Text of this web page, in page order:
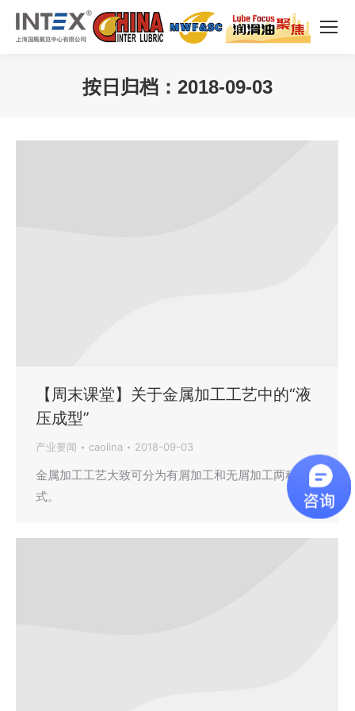
按日归档： 2018-09-03
【周末课堂】关于金属加工工艺中的“液
压成型”
产业要闻 caolina 2018-09-03
金属加工工艺大致可分为有屑加工和无屑加工两种形
式。